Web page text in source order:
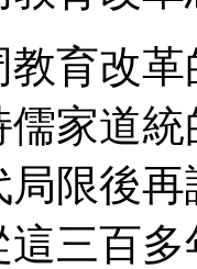
改革
家道
局限後
三百